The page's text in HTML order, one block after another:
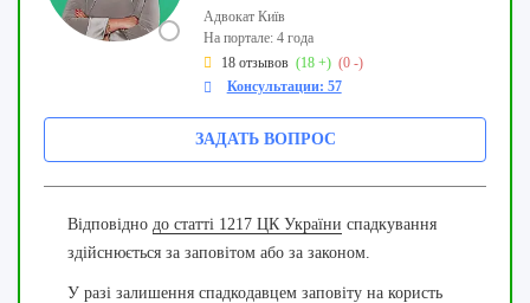
Адвокат Київ
На портале: 4 года
18 отзывов (18 +) (0 -)
Консультации: 57
ЗАДАТЬ ВОПРОС
Відповідно до статті 1217 ЦК України спадкування
здійснюється за заповітом або за законом.
У разі залишення спадкодавцем заповіту на користь